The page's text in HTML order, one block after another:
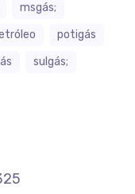
msgás;
potigás
sulgás;